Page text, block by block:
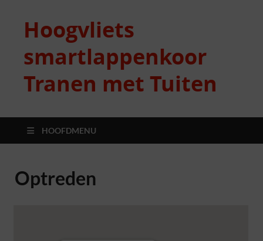
Hoogvliets
smartlappenkoor
Tranen met Tuiten
HOOFDMENU
Optreden